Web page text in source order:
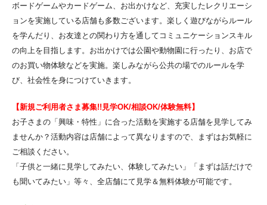
ボードゲームやカードゲーム、お出かけなど、充実したレクリエーシ
ョンを実施している店舗も多数ございます。楽しく遊びながらルール
を学んだり、お友達との関わり方を通してコミュニケーションスキル
の向上を目指します。お出かけでは公園や動物園に行ったり、お店で
のお買い物体験などを実施。楽しみながら公共の場でのルールを学
び、社会性を身につけていきます。
【新規ご利用者さま募集!!見学OK/相談OK/体験無料】
お子さまの「興味・特性」に合った活動を実施する店舗を見学してみ
ませんか？活動内容は店舗によって異なりますので、まずはお気軽に
ご相談ください。
「子供と一緒に見学してみたい、体験してみたい」「まずは話だけで
も聞いてみたい」等々、全店舗にて見学＆無料体験が可能です。